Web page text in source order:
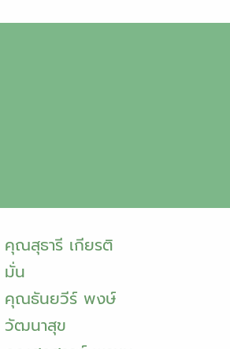
คุณสุธารี เกียรติ
มั่น
คุณธันยวีร์ พงษ์
วัฒนาสุข